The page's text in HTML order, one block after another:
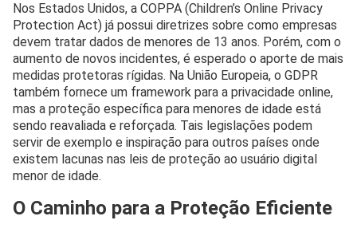
Nos Estados Unidos, a COPPA (Children’s Online Privacy
Protection Act) já possui diretrizes sobre como empresas
devem tratar dados de menores de 13 anos. Porém, com o
aumento de novos incidentes, é esperado o aporte de mais
medidas protetoras rígidas. Na União Europeia, o GDPR
também fornece um framework para a privacidade online,
mas a proteção específica para menores de idade está
sendo reavaliada e reforçada. Tais legislações podem
servir de exemplo e inspiração para outros países onde
existem lacunas nas leis de proteção ao usuário digital
menor de idade.
O Caminho para a Proteção Eficiente